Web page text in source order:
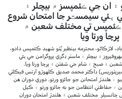
ان جي ڪئمپسز ۾ بيچلر ۽
ٻئي سيمسٽر جا امتحان شروع
ڪئمپس تي مختلف شعبن ۾
ورتا ويا
۾ بيچلر ۽ ماسٽر ڊگري پروگرامن جي ٻئي
۾ صبح ۽ شام جي شفٽن ۾ پرچا ورتا ويا.
ڊاڪٽر محمد صديق ڪلھوڙو آرٽس فيڪلٽي
ھلندڙ امتحانن جو جائزو ورتو. دوري دوران ھن
۽ حفاظتي انتظامن جو به جائزو ورتو ۽ ڪيل
چانسيلر مختلف شعبن ۾ ھلندڙ امتحان دوران